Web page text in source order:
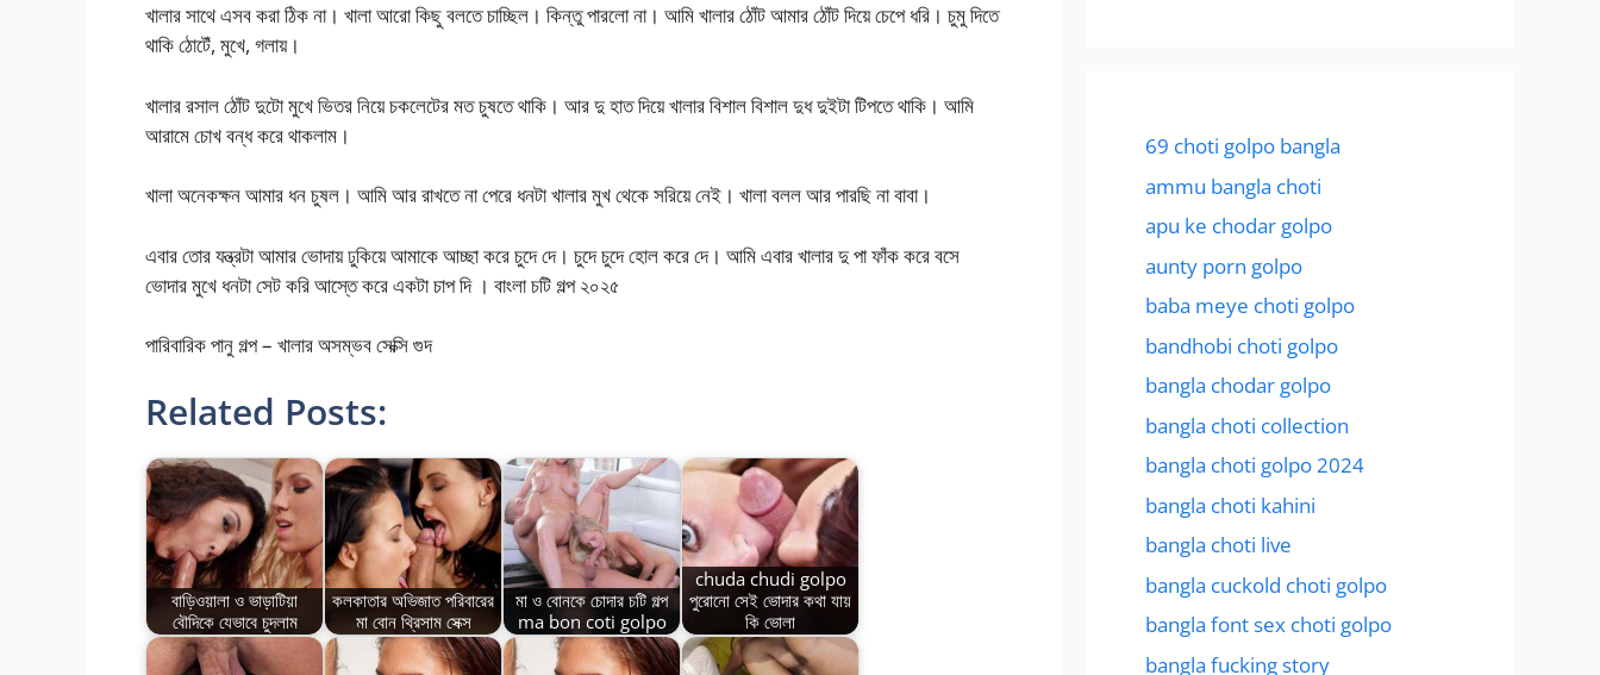
খালার সাথে এসব করা ঠিক না। খালা আরো কিছু বলতে চাচ্ছিল। কিন্তু পারলো না। আমি খালার ঠোঁট আমার ঠোঁট দিয়ে চেপে ধরি। চুমু দিতে
থাকি ঠোটেঁ, মুখে, গলায়।
খালার রসাল ঠোঁট দুটো মুখে ভিতর নিয়ে চকলেটের মত চুষতে থাকি। আর দু হাত দিয়ে খালার বিশাল বিশাল দুধ দুইটা টিপতে থাকি। আমি
আরামে চোখ বন্ধ করে থাকলাম।
খালা অনেকক্ষন আমার ধন চুষল। আমি আর রাখতে না পেরে ধনটা খালার মুখ থেকে সরিয়ে নেই। খালা বলল আর পারছি না বাবা।
এবার তোর যন্ত্রটা আমার ভোদায় ঢুকিয়ে আমাকে আচ্ছা করে চুদে দে। চুদে চুদে হোল করে দে। আমি এবার খালার দু পা ফাঁক করে বসে
ভোদার মুখে ধনটা সেট করি আস্তে করে একটা চাপ দি । বাংলা চটি গল্প ২০২৫
পারিবারিক পানু গল্প – খালার অসম্ভব সেক্সি গুদ
Related Posts:
বাড়িওয়ালা ও ভাড়াটিয়া
বৌদিকে যেভাবে চুদলাম
কলকাতার অভিজাত পরিবারের
মা বোন থ্রিসাম সেক্স
মা ও বোনকে চোদার চটি গল্প
ma bon coti golpo
chuda chudi golpo
পুরোনো সেই ভোদার কথা যায়
কি ভোলা
69 choti golpo bangla
ammu bangla choti
apu ke chodar golpo
aunty porn golpo
baba meye choti golpo
bandhobi choti golpo
bangla chodar golpo
bangla choti collection
bangla choti golpo 2024
bangla choti kahini
bangla choti live
bangla cuckold choti golpo
bangla font sex choti golpo
bangla fucking story